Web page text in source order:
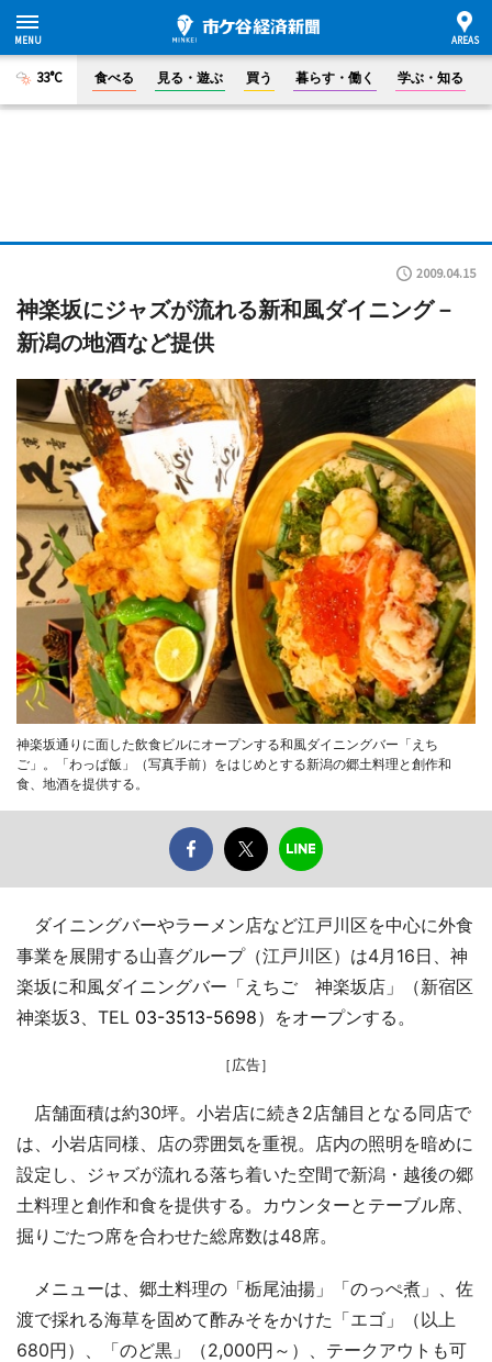
33°C 食べる 見る・遊ぶ 買う 暮らす・働く 学ぶ・知る
2009.04.15
神楽坂にジャズが流れる新和風ダイニング－
新潟の地酒など提供
神楽坂通りに面した飲食ビルにオープンする和風ダイニングバー「えち
ご」。「わっぱ飯」（写真手前）をはじめとする新潟の郷土料理と創作和
食、地酒を提供する。
ダイニングバーやラーメン店など江戸川区を中心に外食
事業を展開する山喜グループ（江戸川区）は4月16日、神
楽坂に和風ダイニングバー「えちご 神楽坂店」（新宿区
神楽坂3、TEL 03-3513-5698）をオープンする。
［広告］
店舗面積は約30坪。小岩店に続き2店舗目となる同店で
は、小岩店同様、店の雰囲気を重視。店内の照明を暗めに
設定し、ジャズが流れる落ち着いた空間で新潟・越後の郷
土料理と創作和食を提供する。カウンターとテーブル席、
掘りごたつ席を合わせた総席数は48席。
メニューは、郷土料理の「栃尾油揚」「のっぺ煮」、佐
渡で採れる海草を固めて酢みそをかけた「エゴ」（以上
680円）、「のど黒」（2,000円～）、テークアウトも可